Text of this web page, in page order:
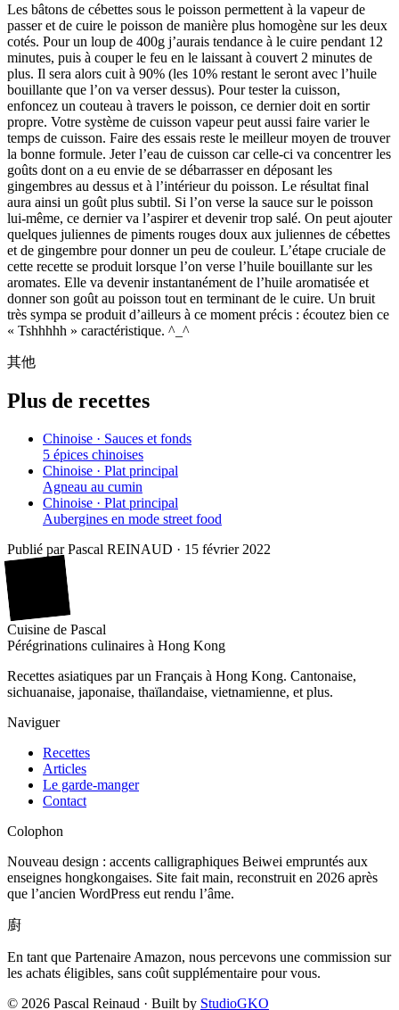
Les bâtons de cébettes sous le poisson permettent à la vapeur de
passer et de cuire le poisson de manière plus homogène sur les deux
cotés. Pour un loup de 400g j’aurais tendance à le cuire pendant 12
minutes, puis à couper le feu en le laissant à couvert 2 minutes de
plus. Il sera alors cuit à 90% (les 10% restant le seront avec l’huile
bouillante que l’on va verser dessus). Pour tester la cuisson,
enfoncez un couteau à travers le poisson, ce dernier doit en sortir
propre. Votre système de cuisson vapeur peut aussi faire varier le
temps de cuisson. Faire des essais reste le meilleur moyen de trouver
la bonne formule. Jeter l’eau de cuisson car celle-ci va concentrer les
goûts dont on a eu envie de se débarrasser en déposant les
gingembres au dessus et à l’intérieur du poisson. Le résultat final
aura ainsi un goût plus subtil. Si l’on verse la sauce sur le poisson
lui-même, ce dernier va l’aspirer et devenir trop salé. On peut ajouter
quelques juliennes de piments rouges doux aux juliennes de cébettes
et de gingembre pour donner un peu de couleur. L’étape cruciale de
cette recette se produit lorsque l’on verse l’huile bouillante sur les
aromates. Elle va devenir instantanément de l’huile aromatisée et
donner son goût au poisson tout en terminant de le cuire. Un bruit
très sympa se produit d’ailleurs à ce moment précis : écoutez bien ce
« Tshhhhh » caractéristique. ^_^
其他
Plus de recettes
Chinoise · Sauces et fonds
5 épices chinoises
Chinoise · Plat principal
Agneau au cumin
Chinoise · Plat principal
Aubergines en mode street food
Publié par Pascal REINAUD · 15 février 2022
Cuisine de Pascal
Pérégrinations culinaires à Hong Kong
Recettes asiatiques par un Français à Hong Kong. Cantonaise,
sichuanaise, japonaise, thaïlandaise, vietnamienne, et plus.
Naviguer
Recettes
Articles
Le garde-manger
Contact
Colophon
Nouveau design : accents calligraphiques Beiwei empruntés aux
enseignes hongkongaises. Site fait main, reconstruit en 2026 après
que l’ancien WordPress eut rendu l’âme.
廚
En tant que Partenaire Amazon, nous percevons une commission sur
les achats éligibles, sans coût supplémentaire pour vous.
© 2026 Pascal Reinaud · Built by StudioGKO